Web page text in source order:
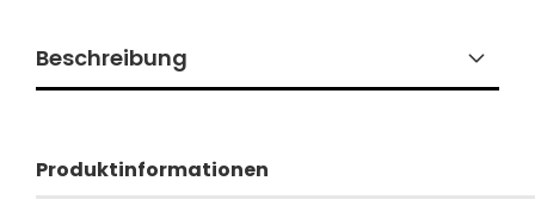
Beschreibung
Produktinformationen